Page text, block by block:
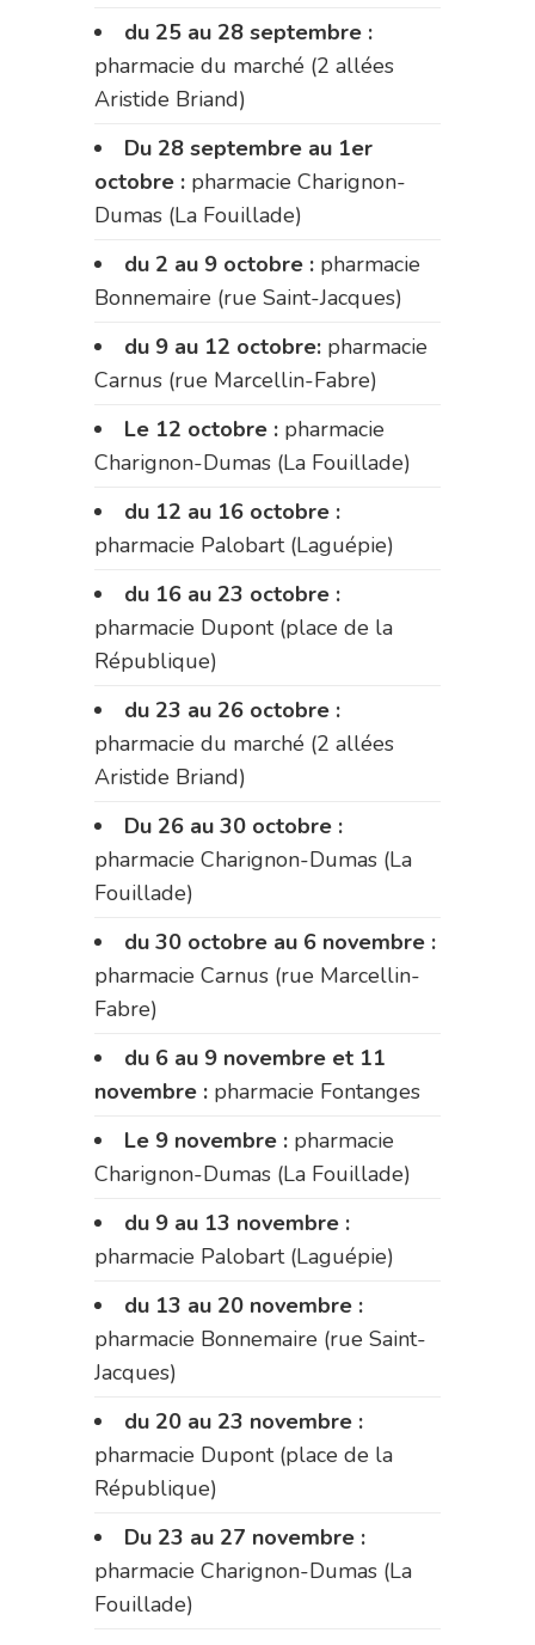
du 25 au 28 septembre :
pharmacie du marché (2 allées
Aristide Briand)
Du 28 septembre au 1er
octobre : pharmacie Charignon-
Dumas (La Fouillade)
du 2 au 9 octobre : pharmacie
Bonnemaire (rue Saint-Jacques)
du 9 au 12 octobre: pharmacie
Carnus (rue Marcellin-Fabre)
Le 12 octobre : pharmacie
Charignon-Dumas (La Fouillade)
du 12 au 16 octobre :
pharmacie Palobart (Laguépie)
du 16 au 23 octobre :
pharmacie Dupont (place de la
République)
du 23 au 26 octobre :
pharmacie du marché (2 allées
Aristide Briand)
Du 26 au 30 octobre :
pharmacie Charignon-Dumas (La
Fouillade)
du 30 octobre au 6 novembre :
pharmacie Carnus (rue Marcellin-
Fabre)
du 6 au 9 novembre et 11
novembre : pharmacie Fontanges
Le 9 novembre : pharmacie
Charignon-Dumas (La Fouillade)
du 9 au 13 novembre :
pharmacie Palobart (Laguépie)
du 13 au 20 novembre :
pharmacie Bonnemaire (rue Saint-
Jacques)
du 20 au 23 novembre :
pharmacie Dupont (place de la
République)
Du 23 au 27 novembre :
pharmacie Charignon-Dumas (La
Fouillade)